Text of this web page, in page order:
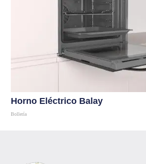
Horno Eléctrico Balay
Bollería